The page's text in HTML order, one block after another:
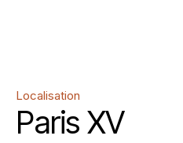
Localisation
Paris XV